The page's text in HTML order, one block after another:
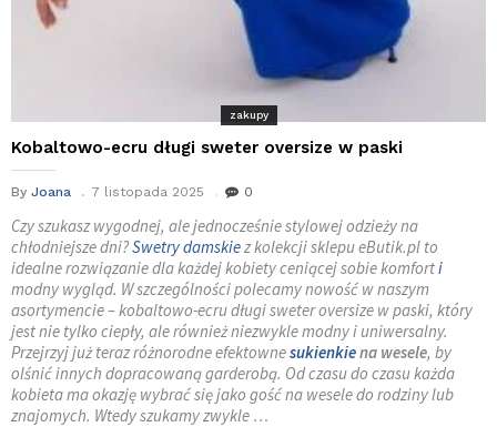
zakupy
Kobaltowo-ecru długi sweter oversize w paski
By Joana 7 listopada 2025 0
Czy szukasz wygodnej, ale jednocześnie stylowej odzieży na
chłodniejsze dni?Swetry damskiez kolekcji sklepu eButik.pl to
idealne rozwiązanie dla każdej kobiety ceniącej sobie komforti
modny wygląd. W szczególności polecamy nowość w naszym
asortymencie – kobaltowo-ecru długi sweter oversize w paski, który
jest nie tylko ciepły, ale również niezwykle modny i uniwersalny.
Przejrzyj już teraz różnorodne efektownesukienkiena wesele, by
olśnić innych dopracowaną garderobą. Od czasu do czasu każda
kobieta ma okazję wybrać się jako gość na wesele do rodziny lub
znajomych. Wtedy szukamy zwykle …